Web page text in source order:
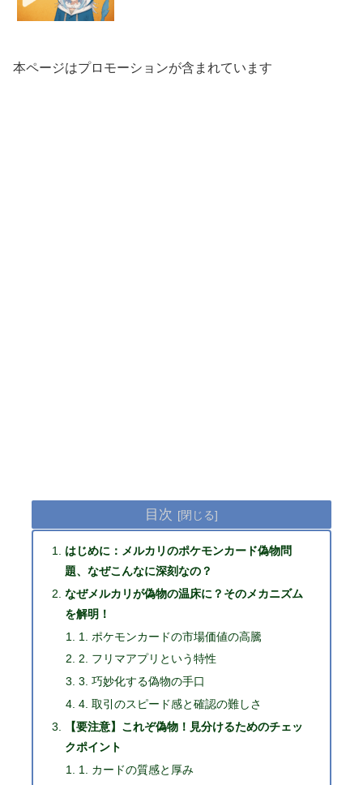
本ページはプロモーションが含まれています
目次
はじめに：メルカリのポケモンカード偽物問
題、なぜこんなに深刻なの？
なぜメルカリが偽物の温床に？そのメカニズム
を解明！
1. ポケモンカードの市場価値の高騰
2. フリマアプリという特性
3. 巧妙化する偽物の手口
4. 取引のスピード感と確認の難しさ
【要注意】これぞ偽物！見分けるためのチェッ
クポイント
1. カードの質感と厚み